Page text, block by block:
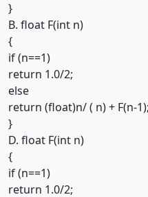
}
B. float F(int n)
{
if (n==1)
return 1.0/2;
else
return (float)n/ ( n) + F(n-1);
}
D. float F(int n)
{
if (n==1)
return 1.0/2;